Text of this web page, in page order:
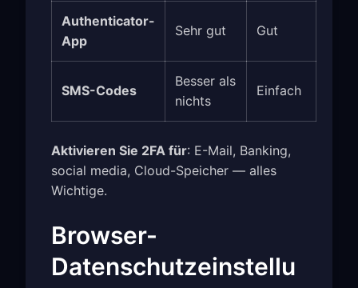
Authenticator-
App
Sehr gut Gut
SMS-Codes
Besser als
nichts
Einfach
Aktivieren Sie 2FA für: E-Mail, Banking,
social media, Cloud-Speicher — alles
Wichtige.
Browser-
Datenschutzeinstellu